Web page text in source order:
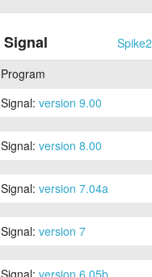
Signal Spike2
Program
Signal:version 9.00
Signal:version 8.00
Signal:version 7.04a
Signal:version 7
Signal:version 6.05b